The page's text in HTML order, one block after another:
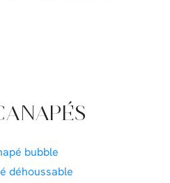
bubble
déhoussable